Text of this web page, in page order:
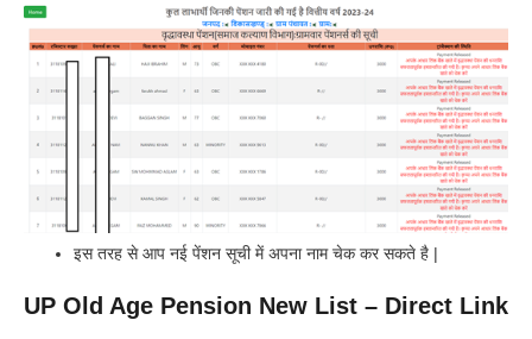
इस तरह से आप नई पेंशन सूची में अपना नाम चेक कर सकते है |
UP Old Age Pension New List – Direct Link